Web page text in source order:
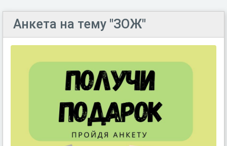
Анкета на тему "ЗОЖ"